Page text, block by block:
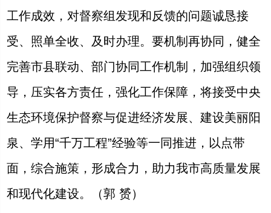
工作成效，对督察组发现和反馈的问题诚恳接
受、照单全收、及时办理。要机制再协同，健全
完善市县联动、部门协同工作机制，加强组织领
导，压实各方责任，强化工作保障，将接受中央
生态环境保护督察与促进经济发展、建设美丽阳
泉、学用“千万工程”经验等一同推进，以点带
面，综合施策，形成合力，助力我市高质量发展
和现代化建设。（郭 赟）